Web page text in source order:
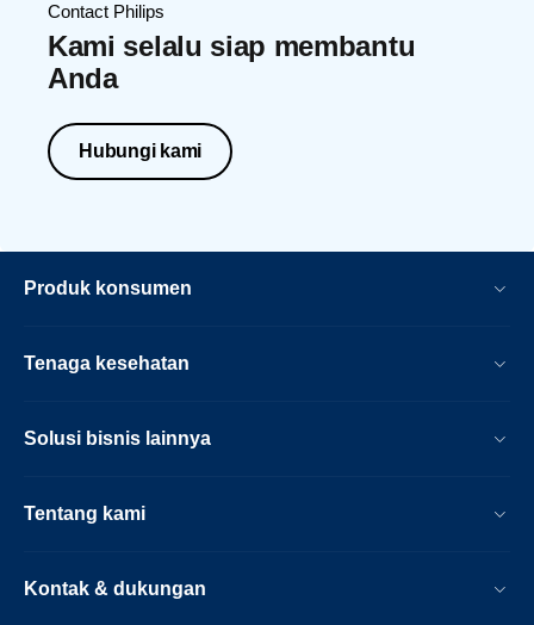
Contact Philips
Kami selalu siap membantu
Anda
Hubungi kami
Produk konsumen
Tenaga kesehatan
Solusi bisnis lainnya
Tentang kami
Kontak & dukungan